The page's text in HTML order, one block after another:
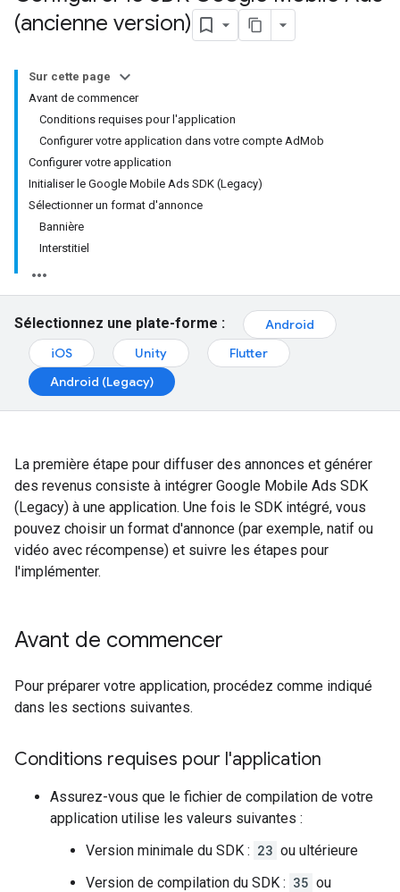
(ancienne version)
Sur cette page
Avant de commencer
Conditions requises pour l'application
Configurer votre application dans votre compte AdMob
Configurer votre application
Initialiser le Google Mobile Ads SDK (Legacy)
Sélectionner un format d'annonce
Bannière
Interstitiel
Sélectionnez une plate-forme :
Android
iOS
Unity
Flutter
Android (Legacy)
La première étape pour diffuser des annonces et générer
des revenus consiste à intégrer Google Mobile Ads SDK
(Legacy) à une application. Une fois le SDK intégré, vous
pouvez choisir un format d'annonce (par exemple, natif ou
vidéo avec récompense) et suivre les étapes pour
l'implémenter.
Avant de commencer
Pour préparer votre application, procédez comme indiqué
dans les sections suivantes.
Conditions requises pour l'application
Assurez-vous que le fichier de compilation de votre
application utilise les valeurs suivantes :
Version minimale du SDK : 23 ou ultérieure
Version de compilation du SDK : 35 ou